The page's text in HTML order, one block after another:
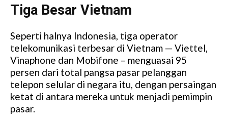
Tiga Besar Vietnam
Seperti halnya Indonesia, tiga operator
telekomunikasi terbesar di Vietnam — Viettel,
Vinaphone dan Mobifone – menguasai 95
persen dari total pangsa pasar pelanggan
telepon selular di negara itu, dengan persaingan
ketat di antara mereka untuk menjadi pemimpin
pasar.